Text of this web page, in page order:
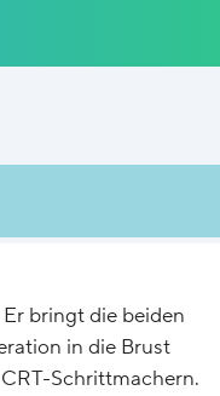
bringt die beiden
in die Brust
Schrittmachern.